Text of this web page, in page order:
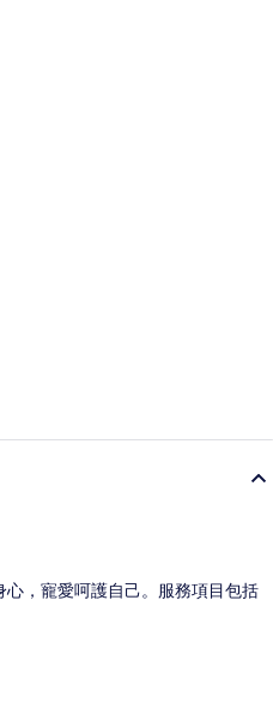
心，寵愛呵護自己。服務項目包括